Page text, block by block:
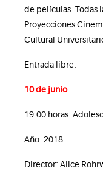
de películas. Todas
Proyecciones
Cultural
Entrada libre.
10 de junio
19:00 horas.
Año: 2018
Director: Alice